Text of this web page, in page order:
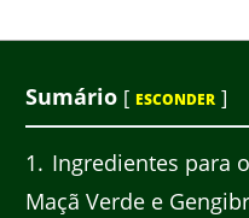
Sumário [ ESCONDER ]
1
Ingredientes para
Maçã Verde e